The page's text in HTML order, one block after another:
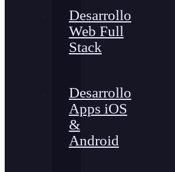
Desarrollo
Web Full
Stack
Desarrollo
Apps iOS
&
Android